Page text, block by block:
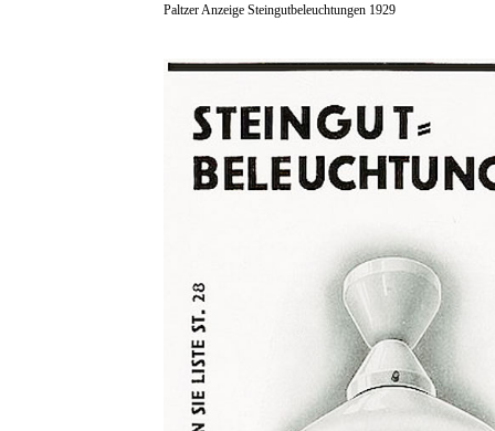
Paltzer Anzeige Steingutbeleuchtungen 1929